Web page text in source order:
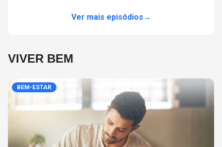
Ver mais episódios →
VIVER BEM
BEM-ESTAR